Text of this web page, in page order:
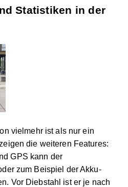
Statistiken in der
vielmehr ist als nur ein
die weiteren Features:
GPS kann der
zum Beispiel der Akku-
Vor Diebstahl ist er je nach